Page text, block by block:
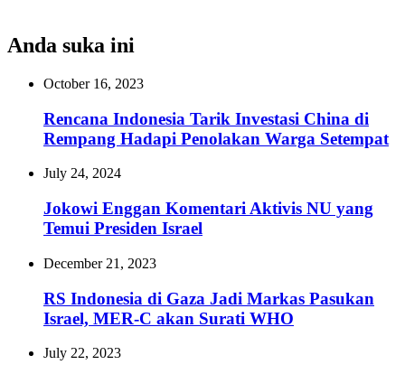
Anda suka ini
October 16, 2023
Rencana Indonesia Tarik Investasi China di
Rempang Hadapi Penolakan Warga Setempat
July 24, 2024
Jokowi Enggan Komentari Aktivis NU yang
Temui Presiden Israel
December 21, 2023
RS Indonesia di Gaza Jadi Markas Pasukan
Israel, MER-C akan Surati WHO
July 22, 2023